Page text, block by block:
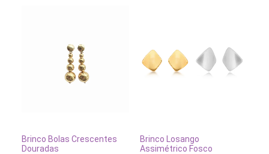
AO CARRINHO
Bolas Crescentes
VER OPÇÕES
tem
Brinco Losango
Assimétrico Fosco